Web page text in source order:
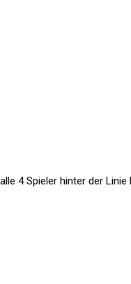
4 Spieler hinter der Linie